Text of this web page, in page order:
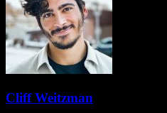
Cliff Weitzman